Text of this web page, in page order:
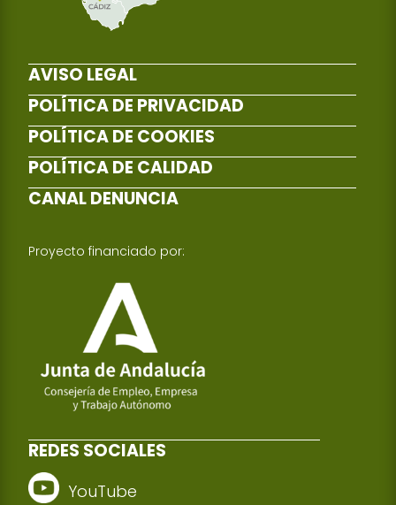
AVISO LEGAL
POLÍTICA DE PRIVACIDAD
POLÍTICA DE COOKIES
POLÍTICA DE CALIDAD
CANAL DENUNCIA
Proyecto financiado por:
REDES SOCIALES
YouTube